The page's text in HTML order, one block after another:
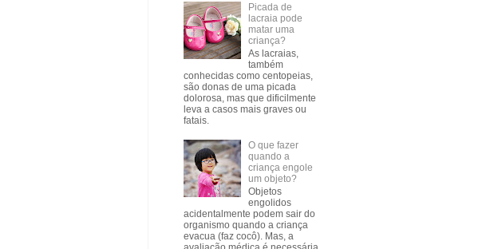
Picada de
lacraia pode
matar uma
criança?
As lacraias,
também
conhecidas como centopeias,
são donas de uma picada
dolorosa, mas que dificilmente
leva a casos mais graves ou
fatais.
O que fazer
quando a
criança engole
um objeto?
Objetos
engolidos
acidentalmente podem sair do
organismo quando a criança
evacua (faz cocô). Mas, a